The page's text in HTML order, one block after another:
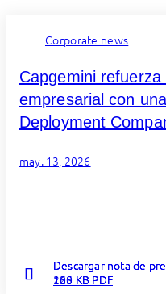
Corporate news
Capgemini
empresarial con
Deployment
may. 13, 2026
Descargar nota de
120 KB PDF
Descargar nota de
265 KB PDF
Descargar nota de
108 KB PDF